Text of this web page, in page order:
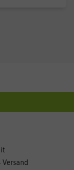
Versand